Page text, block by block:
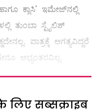
ಕ್ಲಾಸಿ' ಇಮೇಜ್‌ನಲ್ಲಿ
ತುಂಬಾ ಸ್ಟೈಲಿಶ್‌
ಪಾತ್ರಕ್ಕೆ ಅಗತ್ಯವಿದ್ದರೆ
ಅಭ್ಯಂತರವಿಲ್ಲ.
सब्सक्राइब